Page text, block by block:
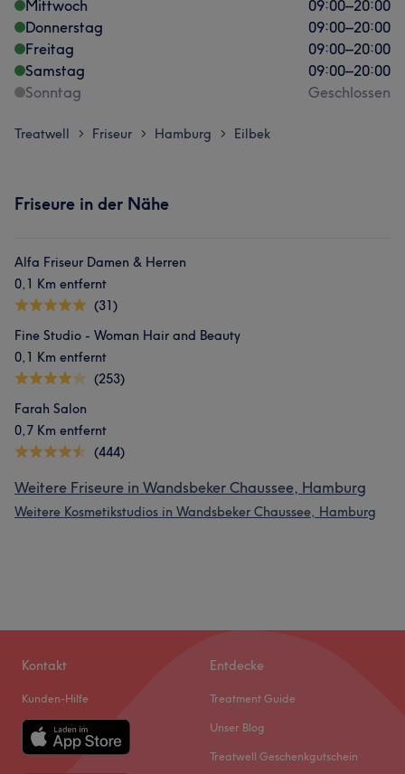
Mittwoch
09:00–20:00
Donnerstag
09:00–20:00
Freitag
09:00–20:00
Samstag
09:00–20:00
Sonntag
Geschlossen
Treatwell > Friseur > Hamburg > Eilbek
Friseure in der Nähe
Alfa Friseur Damen & Herren
0,1 Km entfernt
(31)
Fine Studio - Woman Hair and Beauty
0,1 Km entfernt
(253)
Farah Salon
0,7 Km entfernt
(444)
Weitere Friseure in Wandsbeker Chaussee, Hamburg
Weitere Kosmetikstudios in Wandsbeker Chaussee, Hamburg
Kontakt
Kunden-Hilfe
Entdecke
Treatment Guide
Unser Blog
Treatwell Geschenkgutschein